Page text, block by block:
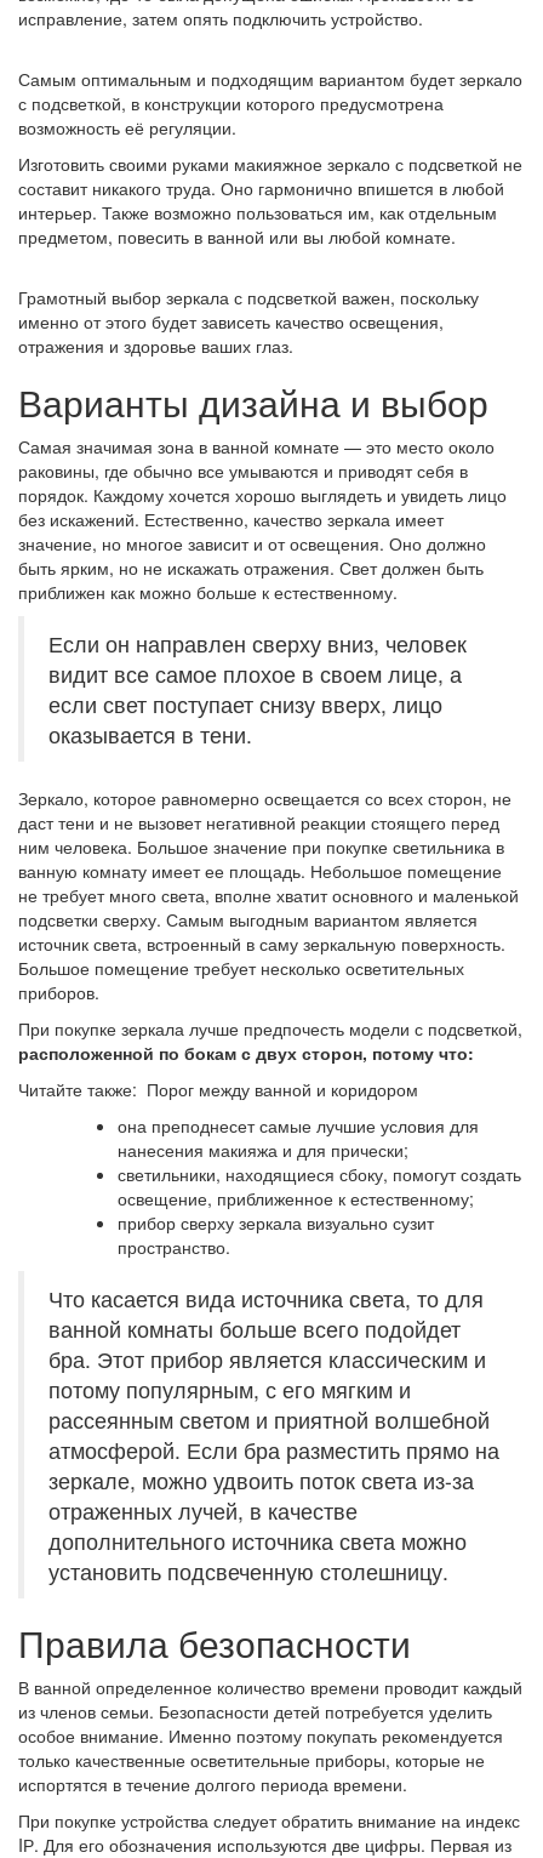
исправление, затем опять подключить устройство.
Самым оптимальным и подходящим вариантом будет зеркало
с подсветкой, в конструкции которого предусмотрена
возможность её регуляции.
Изготовить своими руками макияжное зеркало с подсветкой не
составит никакого труда. Оно гармонично впишется в любой
интерьер. Также возможно пользоваться им, как отдельным
предметом, повесить в ванной или вы любой комнате.
Грамотный выбор зеркала с подсветкой важен, поскольку
именно от этого будет зависеть качество освещения,
отражения и здоровье ваших глаз.
Варианты дизайна и выбор
Самая значимая зона в ванной комнате — это место около
раковины, где обычно все умываются и приводят себя в
порядок. Каждому хочется хорошо выглядеть и увидеть лицо
без искажений. Естественно, качество зеркала имеет
значение, но многое зависит и от освещения. Оно должно
быть ярким, но не искажать отражения. Свет должен быть
приближен как можно больше к естественному.
Если он направлен сверху вниз, человек
видит все самое плохое в своем лице, а
если свет поступает снизу вверх, лицо
оказывается в тени.
Зеркало, которое равномерно освещается со всех сторон, не
даст тени и не вызовет негативной реакции стоящего перед
ним человека. Большое значение при покупке светильника в
ванную комнату имеет ее площадь. Небольшое помещение
не требует много света, вполне хватит основного и маленькой
подсветки сверху. Самым выгодным вариантом является
источник света, встроенный в саму зеркальную поверхность.
Большое помещение требует несколько осветительных
приборов.
При покупке зеркала лучше предпочесть модели с подсветкой,
расположенной по бокам с двух сторон, потому что:
Читайте также: Порог между ванной и коридором
она преподнесет самые лучшие условия для
нанесения макияжа и для прически;
светильники, находящиеся сбоку, помогут создать
освещение, приближенное к естественному;
прибор сверху зеркала визуально сузит
пространство.
Что касается вида источника света, то для
ванной комнаты больше всего подойдет
бра. Этот прибор является классическим и
потому популярным, с его мягким и
рассеянным светом и приятной волшебной
атмосферой. Если бра разместить прямо на
зеркале, можно удвоить поток света из-за
отраженных лучей, в качестве
дополнительного источника света можно
установить подсвеченную столешницу.
Правила безопасности
В ванной определенное количество времени проводит каждый
из членов семьи. Безопасности детей потребуется уделить
особое внимание. Именно поэтому покупать рекомендуется
только качественные осветительные приборы, которые не
испортятся в течение долгого периода времени.
При покупке устройства следует обратить внимание на индекс
IР. Для его обозначения используются две цифры. Первая из